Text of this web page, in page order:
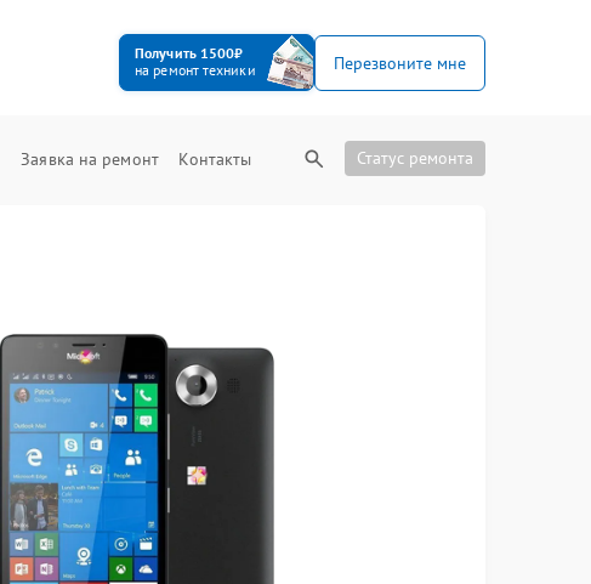
Получить 1500₽
на ремонт техники
Перезвоните мне
Заявка на ремонт Контакты Статус ремонта